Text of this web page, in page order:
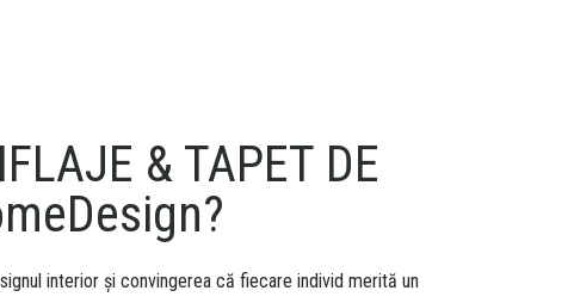
& TAPET DE
interior și convingerea că fiecare individ merită un